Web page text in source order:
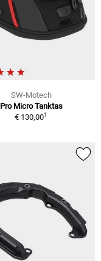
SW-Motech
Pro Micro Tanktas
€ 130,001